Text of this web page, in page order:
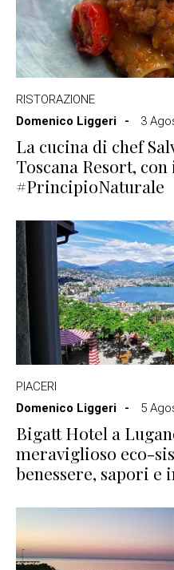
RISTORAZIONE
Domenico Liggeri
3
La cucina di chef
Toscana Resort,
#PrincipioNaturale
PIACERI
Domenico Liggeri
5
Bigatt Hotel a
meraviglioso eco-
benessere, sapori e